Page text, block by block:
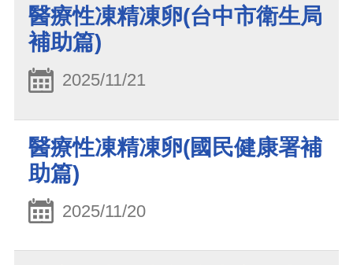
醫療性凍精凍卵(台中市衛生局
補助篇)
2025/11/21
醫療性凍精凍卵(國民健康署補
助篇)
2025/11/20